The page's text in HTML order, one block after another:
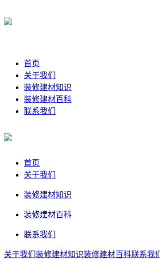
首页
关于我们
装修建材知识
装修建材百科
联系我们
首页
关于我们
装修建材知识
装修建材百科
联系我们
关于我们 装修建材知识装修建材百科联系我们